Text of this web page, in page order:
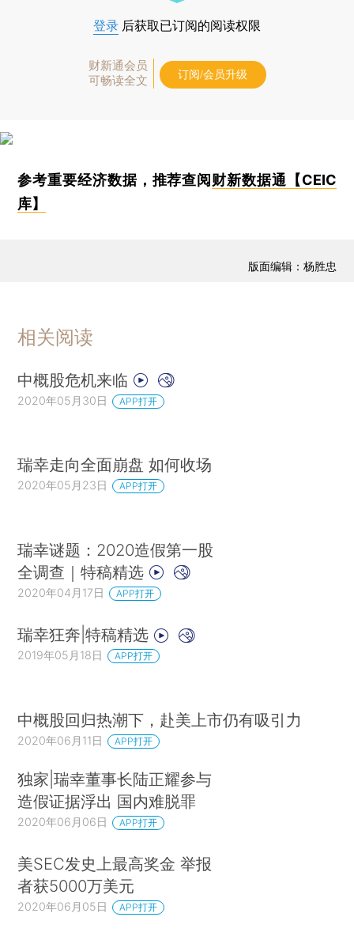
登录 后获取已订阅的阅读权限
财新通会员
可畅读全文
订阅/会员升级
参考重要经济数据，推荐查阅 财新数据通【CEIC
库】
版面编辑：杨胜忠
相关阅读
中概股危机来临
2020年05月30日 APP打开
瑞幸走向全面崩盘 如何收场
2020年05月23日 APP打开
瑞幸谜题：2020造假第一股
全调查｜特稿精选
2020年04月17日 APP打开
瑞幸狂奔|特稿精选
2019年05月18日 APP打开
中概股回归热潮下，赴美上市仍有吸引力
2020年06月11日 APP打开
独家|瑞幸董事长陆正耀参与
造假证据浮出 国内难脱罪
2020年06月06日 APP打开
美SEC发史上最高奖金 举报
者获5000万美元
2020年06月05日 APP打开